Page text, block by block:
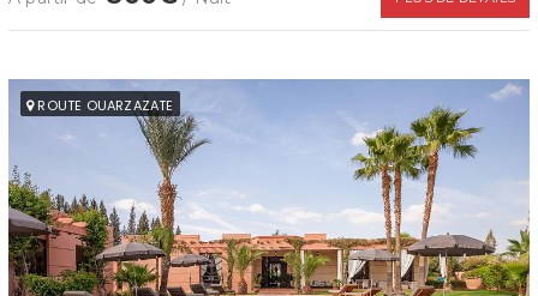
ROUTE OUARZAZATE